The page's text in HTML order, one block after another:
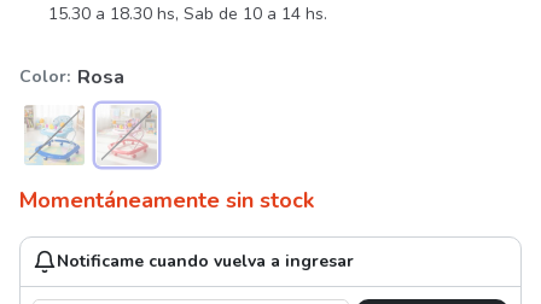
15.30 a 18.30 hs, Sab de 10 a 14 hs.
Color Rosa
Momentáneamente sin stock
Notificame cuando vuelva a ingresar